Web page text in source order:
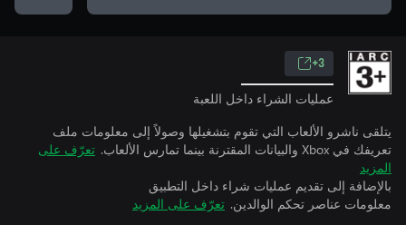
3+
عمليات الشراء داخل اللعبة
يتلقى ناشرو الألعاب التي تقوم بتشغيلها وصولاً إلى معلومات ملف
تعريفك في Xbox والبيانات المقترنة بينما تمارس الألعاب.
تعرّف على
المزيد
بالإضافة إلى تقديم عمليات شراء داخل التطبيق
معلومات عناصر تحكم الوالدين. تعرّف على المزيد